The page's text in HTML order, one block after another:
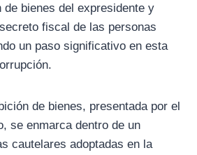
p
de bienes del expresidente y
fiscal de las personas
un paso significativo en esta
de bienes, presentada por el
se enmarca dentro de un
cautelares adoptadas en la